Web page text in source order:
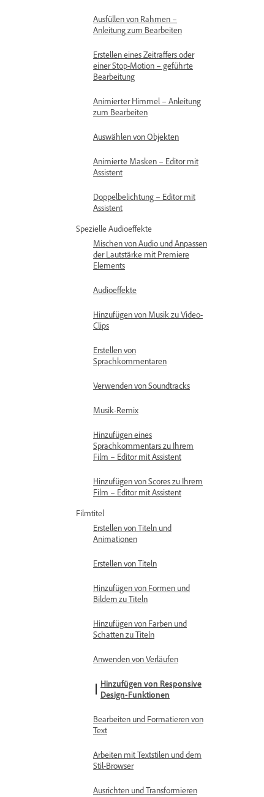
Ausfüllen von Rahmen –
Anleitung zum Bearbeiten
Erstellen eines Zeitraffers oder
einer Stop-Motion – geführte
Bearbeitung
Animierter Himmel – Anleitung
zum Bearbeiten
Auswählen von Objekten
Animierte Masken – Editor mit
Assistent
Doppelbelichtung – Editor mit
Assistent
Spezielle Audioeffekte
Mischen von Audio und Anpassen
der Lautstärke mit Premiere
Elements
Audioeffekte
Hinzufügen von Musik zu Video-
Clips
Erstellen von
Sprachkommentaren
Verwenden von Soundtracks
Musik-Remix
Hinzufügen eines
Sprachkommentars zu Ihrem
Film – Editor mit Assistent
Hinzufügen von Scores zu Ihrem
Film – Editor mit Assistent
Filmtitel
Erstellen von Titeln und
Animationen
Erstellen von Titeln
Hinzufügen von Formen und
Bildern zu Titeln
Hinzufügen von Farben und
Schatten zu Titeln
Anwenden von Verläufen
Hinzufügen von Responsive
Design-Funktionen
Bearbeiten und Formatieren von
Text
Arbeiten mit Textstilen und dem
Stil-Browser
Ausrichten und Transformieren